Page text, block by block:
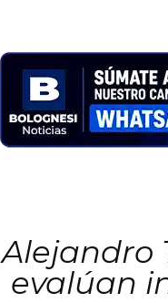
Alejandro
evalúan